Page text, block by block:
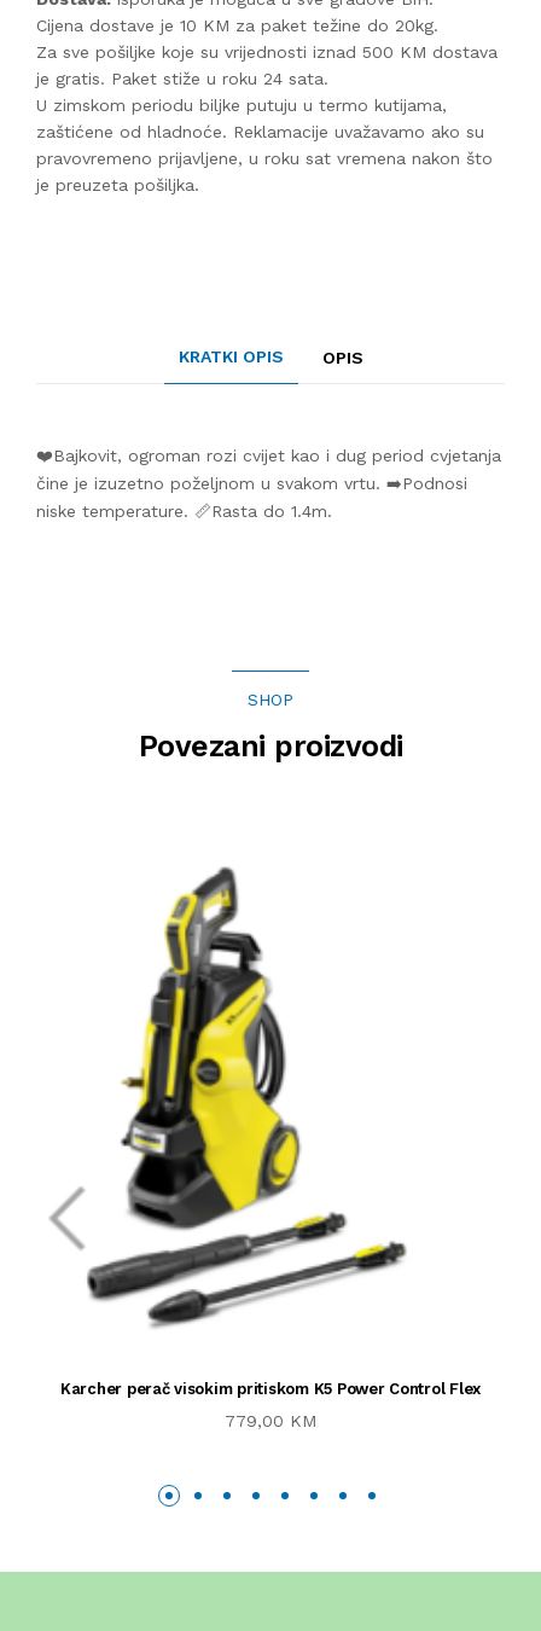
Cijena dostave je 10 KM za paket težine do 20kg.
Za sve pošiljke koje su vrijednosti iznad 500 KM dostava
je gratis. Paket stiže u roku 24 sata.
U zimskom periodu biljke putuju u termo kutijama,
zaštićene od hladnoće. Reklamacije uvažavamo ako su
pravovremeno prijavljene, u roku sat vremena nakon što
je preuzeta pošiljka.
KRATKI OPIS OPIS
❤️Bajkovit, ogroman rozi cvijet kao i dug period cvjetanja
čine je izuzetno poželjnom u svakom vrtu. ➡️Podnosi
niske temperature. 📏Rasta do 1.4m.
SHOP
Povezani proizvodi
Karcher perač visokim pritiskom K5 Power Control Flex
779,00 KM